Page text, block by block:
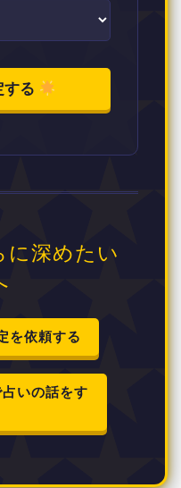
する
に深めたい
を依頼する
いの話をす